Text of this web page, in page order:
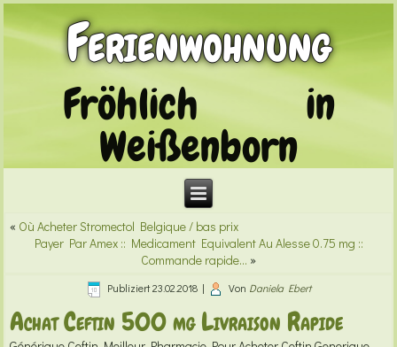
Ferienwohnung
Fröhlich in
Weißenborn
« Où Acheter Stromectol Belgique / bas prix
Payer Par Amex :: Medicament Equivalent Au Alesse 0.75 mg ::
Commande rapide… »
Publiziert23.02.2018 | Von Daniela Ebert
Achat Ceftin 500 mg Livraison Rapide